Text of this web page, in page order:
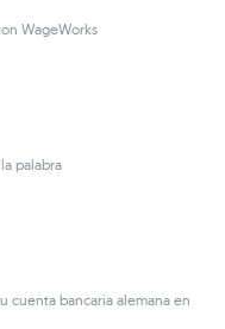
WageWorks
palabra
cuenta bancaria alemana en